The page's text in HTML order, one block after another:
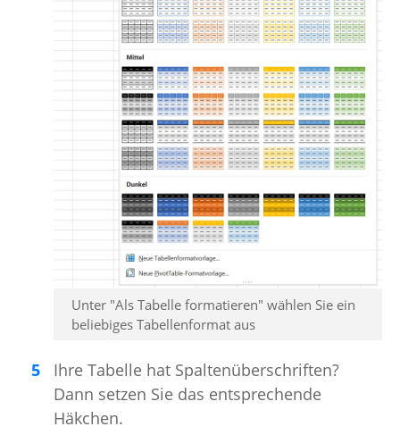
Unter "Als Tabelle formatieren" wählen Sie ein
beliebiges Tabellenformat aus
Ihre Tabelle hat Spaltenüberschriften?
Dann setzen Sie das entsprechende
Häkchen.